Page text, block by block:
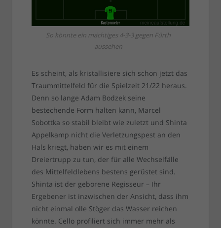
So könnte ein mächtiges 4-3-3 gegen Fürth
aussehen
Es scheint, als kristallisiere sich schon jetzt das
Traummittelfeld für die Spielzeit 21/22 heraus.
Denn so lange Adam Bodzek seine
bestechende Form halten kann, Marcel
Sobottka so stabil bleibt wie zuletzt und Shinta
Appelkamp nicht die Verletzungspest an den
Hals kriegt, haben wir es mit einem
Dreiertrupp zu tun, der für alle Wechselfälle
des Mittelfeldlebens bestens gerüstet sind.
Shinta ist der geborene Regisseur – Ihr
Ergebener ist inzwischen der Ansicht, dass ihm
nicht einmal olle Stöger das Wasser reichen
könnte. Cello profiliert sich immer mehr als